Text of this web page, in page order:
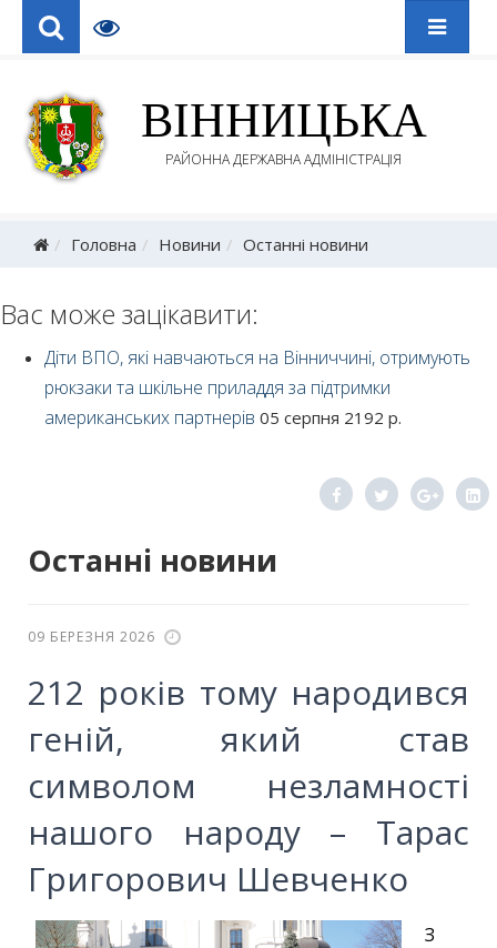
ВІННИЦЬКА
РАЙОННА ДЕРЖАВНА АДМІНІСТРАЦІЯ
Головна Новини Останні новини
Останні новини
09 БЕРЕЗНЯ 2026
212 років тому народився
геній, який став
символом незламності
нашого народу – Тарас
Григорович Шевченко
З
Вас може зацікавити:
Діти ВПО, які навчаються на Вінниччині, отримують
рюкзаки та шкільне приладдя за підтримки
американських партнерів 05 серпня 2192 р.